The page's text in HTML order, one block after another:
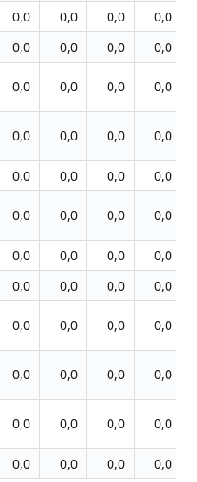
0,0 0,0 0,0
0,0
0,0 0,0 0,0
0,0
0,0 0,0 0,0 0,0
0,0 0,0 0,0 0,0
0,0 0,0 0,0
0,0
0,0 0,0 0,0 0,0
0,0 0,0 0,0
0,0
0,0 0,0 0,0
0,0
0,0 0,0 0,0 0,0
0,0 0,0 0,0 0,0
0,0 0,0 0,0 0,0
0,0 0,0 0,0 0,0